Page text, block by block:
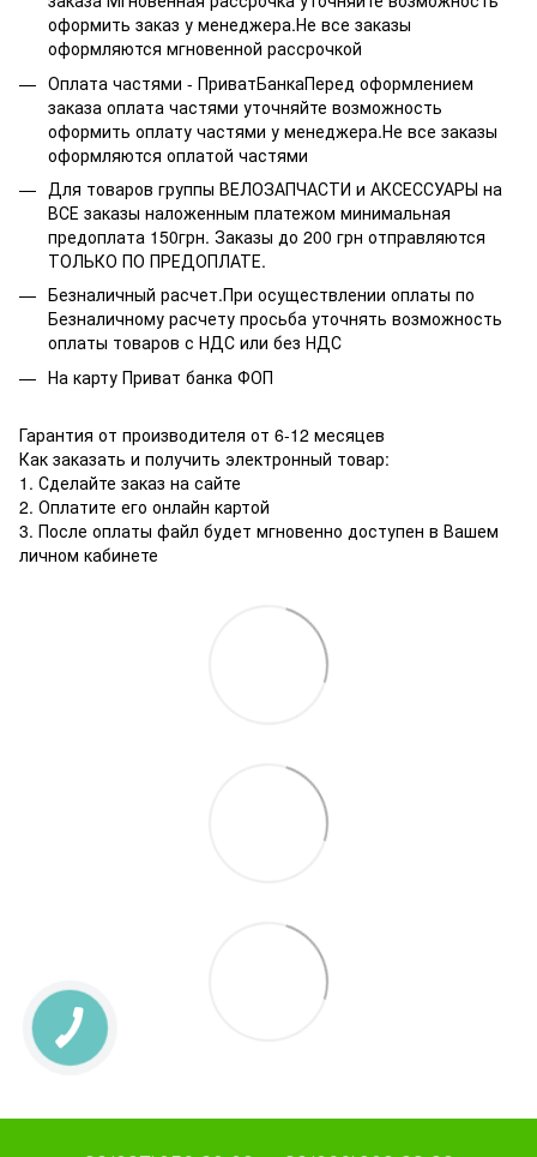
оформить заказ у менеджера.Не все заказы
оформляются мгновенной рассрочкой
Оплата частями - ПриватБанкаПеред оформлением
заказа оплата частями уточняйте возможность
оформить оплату частями у менеджера.Не все заказы
оформляются оплатой частями
Для товаров группы ВЕЛОЗАПЧАСТИ и АКСЕССУАРЫ на
ВСЕ заказы наложенным платежом минимальная
предоплата 150грн. Заказы до 200 грн отправляются
ТОЛЬКО ПО ПРЕДОПЛАТЕ.
Безналичный расчет.При осуществлении оплаты по
Безналичному расчету просьба уточнять возможность
оплаты товаров с НДС или без НДС
На карту Приват банка ФОП
Гарантия от производителя от 6-12 месяцев
Как заказать и получить электронный товар:
1. Сделайте заказ на сайте
2. Оплатите его онлайн картой
3. После оплаты файл будет мгновенно доступен в Вашем
личном кабинете